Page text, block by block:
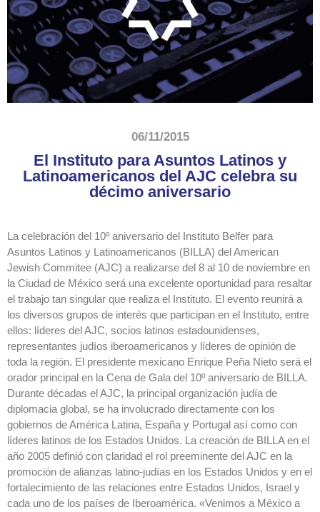
06/11/2015
El Instituto para Asuntos Latinos y
Latinoamericanos del AJC celebra su
décimo aniversario
La celebración del 10º aniversario del Instituto Belfer para
Asuntos Latinos y Latinoamericanos (BILLA) del American
Jewish Commitee (AJC) a realizarse del 8 al 10 de noviembre en
la Ciudad de México será una excelente oportunidad para resaltar
el trabajo tan singular que realiza el Instituto. El evento reunirá a
los diversos grupos de interés que participan en el Instituto, entre
ellos: líderes del AJC, socios latinos estadounidenses,
representantes judíos iberoamericanos y líderes de opinión de
toda la región. El presidente mexicano Enrique Peña Nieto será el
orador principal en la Cena de Gala del 10º aniversario de BILLA.
Durante décadas el AJC, la principal organización judía de
diplomacia global, se ha involucrado directamente con los
gobiernos de América Latina, España y Portugal así como con
líderes latinos de los Estados Unidos. La creación de BILLA en el
año 2005 definió con claridad el rol preeminente del AJC en la
promoción de alianzas latino-judías en los Estados Unidos y en el
fortalecimiento de las relaciones entre Estados Unidos, Israel y
cada uno de los países de Iberoamérica. «Venimos a México a